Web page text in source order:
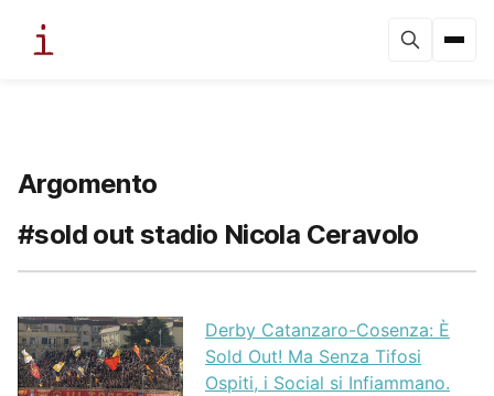
Argomento
#sold out stadio Nicola Ceravolo
Derby Catanzaro-Cosenza: È
Sold Out! Ma Senza Tifosi
Ospiti, i Social si Infiammano.